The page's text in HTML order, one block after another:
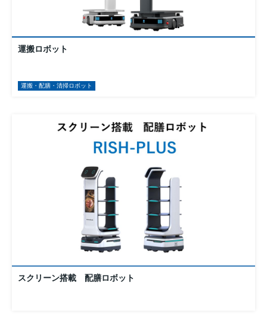
運搬ロボット
運搬・配膳・清掃ロボット
スクリーン搭載 配膳ロボット